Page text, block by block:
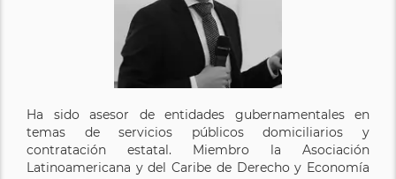
Ha sido asesor de entidades gubernamentales en
temas de servicios públicos domiciliarios y
contratación estatal. Miembro la Asociación
Latinoamericana y del Caribe de Derecho y Economía